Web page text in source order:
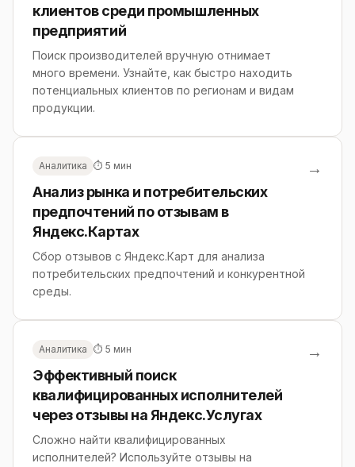
клиентов среди промышленных
предприятий
Поиск производителей вручную отнимает
много времени. Узнайте, как быстро находить
потенциальных клиентов по регионам и видам
продукции.
Аналитика ⏱ 5 мин
Анализ рынка и потребительских
предпочтений по отзывам в
Яндекс.Картах
Сбор отзывов с Яндекс.Карт для анализа
потребительских предпочтений и конкурентной
среды.
→
Аналитика ⏱ 5 мин
Эффективный поиск
квалифицированных исполнителей
через отзывы на Яндекс.Услугах
Сложно найти квалифицированных
исполнителей? Используйте отзывы на
→